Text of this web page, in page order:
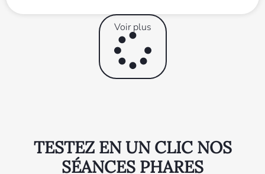
Voir plus
TESTEZ EN UN CLIC NOS
SÉANCES PHARES